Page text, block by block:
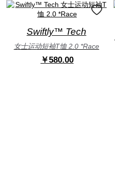
Swiftly™ Tech
女士运动短袖T恤 2.0 *Race
￥580.00